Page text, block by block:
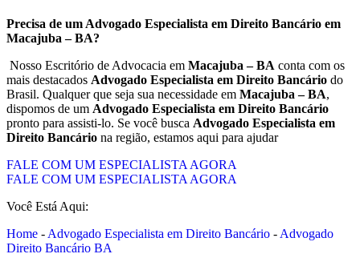
Precisa de um Advogado Especialista em Direito Bancário em
Macajuba – BA?
Nosso Escritório de Advocacia em Macajuba – BA conta com os
mais destacados Advogado Especialista em Direito Bancário do
Brasil. Qualquer que seja sua necessidade em Macajuba – BA,
dispomos de um Advogado Especialista em Direito Bancário
pronto para assisti-lo. Se você busca Advogado Especialista em
Direito Bancário na região, estamos aqui para ajudar
FALE COM UM ESPECIALISTA AGORA
FALE COM UM ESPECIALISTA AGORA
Você Está Aqui:
Home - Advogado Especialista em Direito Bancário - Advogado
Direito Bancário BA